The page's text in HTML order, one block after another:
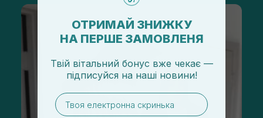
ОТРИМАЙ ЗНИЖКУ
НА ПЕРШЕ ЗАМОВЛЕНЯ
Твій вітальний бонус вже чекає —
підписуйся на наші новини!
email